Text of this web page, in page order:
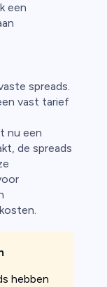
een
spreads.
vast tarief
nu een
de spreads
hebben